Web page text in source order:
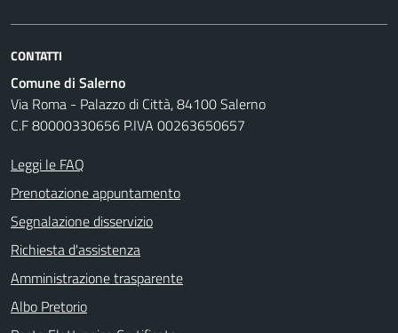
CONTATTI
Comune di Salerno
Via Roma - Palazzo di Città, 84100 Salerno
C.F 80000330656 P.IVA 00263650657
Leggi le FAQ
Prenotazione appuntamento
Segnalazione disservizio
Richiesta d'assistenza
Amministrazione trasparente
Albo Pretorio